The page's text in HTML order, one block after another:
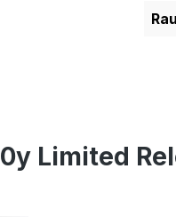
Limited